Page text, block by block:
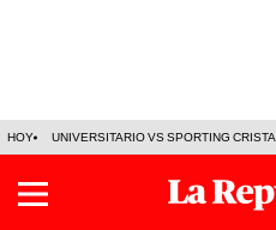
HOY UNIVERSITARIO VS SPORTING